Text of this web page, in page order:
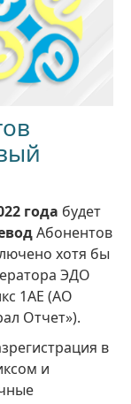
года будет
Абонентов
хотя бы
ЭДО
1АЕ (АО
Отчет»).
в
и